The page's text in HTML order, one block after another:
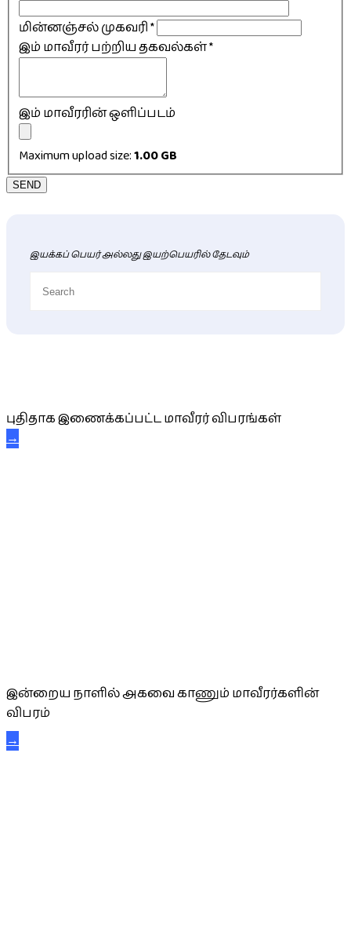
மின்னஞ்சல் முகவரி*
இம் மாவீரர் பற்றிய தகவல்கள்*
இம் மாவீரரின் ஒளிப்படம்
Maximum upload size:1.00 GB
SEND
இயக்கப் பெயர் அல்லது இயற்பெயரில் தேடவும்
புதிதாக இணைக்கப்பட்ட மாவீரர் விபரங்கள்
→
இன்றைய நாளில் அகவை காணும் மாவீரர்களின்
விபரம்
→